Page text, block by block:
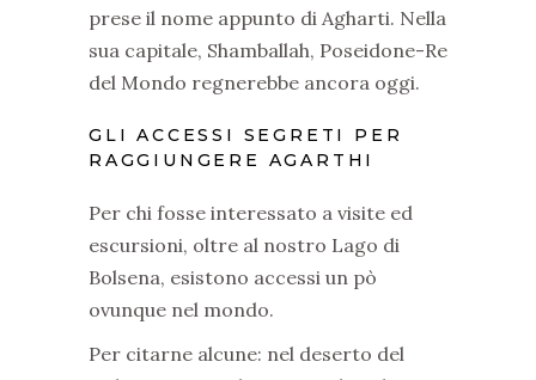
prese il nome appunto di Agharti. Nella
sua capitale, Shamballah, Poseidone-Re
del Mondo regnerebbe ancora oggi.
GLI ACCESSI SEGRETI PER
RAGGIUNGERE AGARTHI
Per chi fosse interessato a visite ed
escursioni, oltre al nostro Lago di
Bolsena, esistono accessi un pò
ovunque nel mondo.
Per citarne alcune: nel deserto del